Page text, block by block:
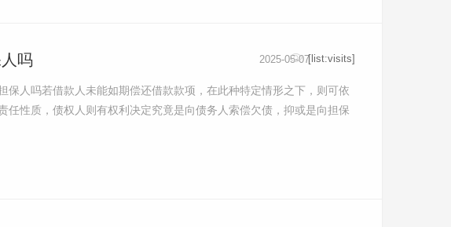
吗
人吗若借款人未能如期偿还借款款项，在此种特定情形之下，则可依
性质，债权人则有权利决定究竟是向债务人索偿欠债，抑或是向担保
2025-05-07[list:visits]